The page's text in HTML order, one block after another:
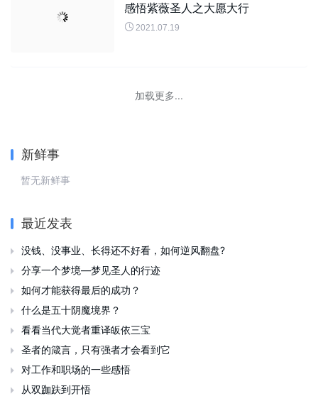
感悟紫薇圣人之大愿大行
 2021.07.19
加载更多...
新鲜事
暂无新鲜事
最近发表
 没钱、没事业、长得还不好看，如何逆风翻盘?
 分享一个梦境—梦见圣人的行迹
 如何才能获得最后的成功？
 什么是五十阴魔境界？
 看看当代大觉者重译皈依三宝
 圣者的箴言，只有强者才会看到它
 对工作和职场的一些感悟
 从双跏趺到开悟